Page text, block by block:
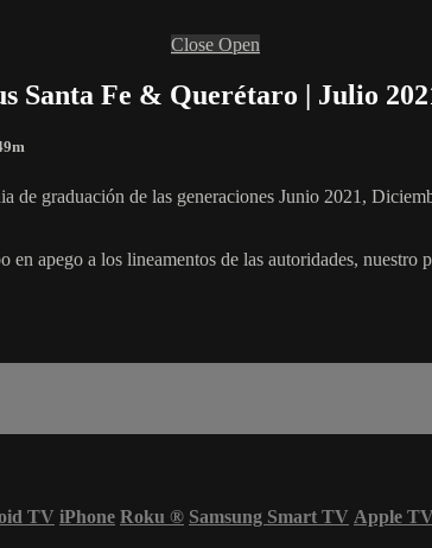
Close Open
Santa Fe & Querétaro | Julio
de graduación de las generaciones Junio 2021,
en apego a los lineamentos de las autoridades,
TV iPhone Roku ® Samsung Smart TV Apple TV